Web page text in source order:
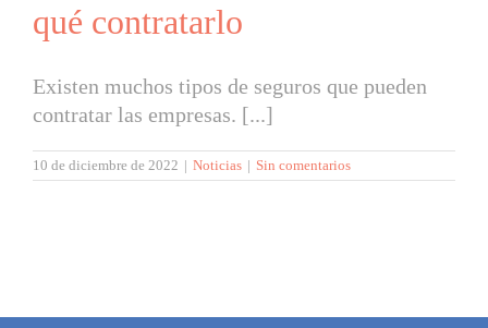
qué contratarlo
Existen muchos tipos de seguros que pueden
contratar las empresas. [...]
10 de diciembre de 2022 | Noticias | Sin comentarios